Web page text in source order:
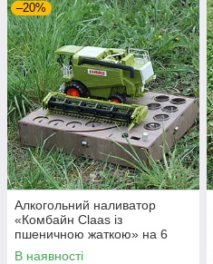
–20%
Алкогольний наливатор
«Комбайн Claas із
пшеничною жаткою» на 6
чарок (SP93195)
В наявності